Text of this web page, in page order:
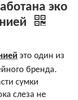
эко
это один из
бренда.
сумки
слеза не